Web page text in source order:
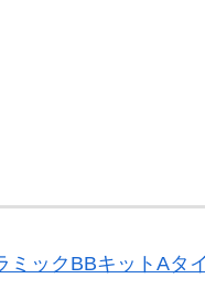
ックBBキットAタ